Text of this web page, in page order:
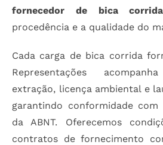
fornecedor de bica corrida
procedência e a qualidade do
Cada carga de bica corrida
Representações
extração, licença ambiental e
garantindo conformidade com
da ABNT. Oferecemos
contratos de fornecimento